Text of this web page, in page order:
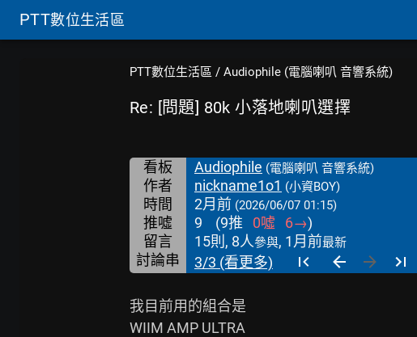
PTT數位生活區
PTT數位生活區 / Audiophile (電腦喇叭 音響系統)
Re: [問題] 80k 小落地喇叭選擇
看板 Audiophile (電腦喇叭 音響系統)
作者 nickname1o1 (小資BOY)
時間 2月前 (2026/06/07 01:15)
推噓 9 (9推 0噓 6→)
留言
15則, 8人參與, 1月前最新
討論串 3/3 (看更多)
我目前用的組合是
WIIM AMP ULTRA